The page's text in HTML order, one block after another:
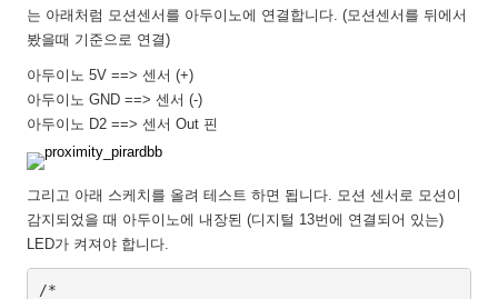
는 아래처럼 모션센서를 아두이노에 연결합니다. (모션센서를 뒤에서
봤을때 기준으로 연결)
아두이노 5V ==> 센서 (+)
아두이노 GND ==> 센서 (-)
아두이노 D2 ==> 센서 Out 핀
그리고 아래 스케치를 올려 테스트 하면 됩니다. 모션 센서로 모션이
감지되었을 때 아두이노에 내장된 (디지털 13번에 연결되어 있는)
LED가 켜져야 합니다.
/*